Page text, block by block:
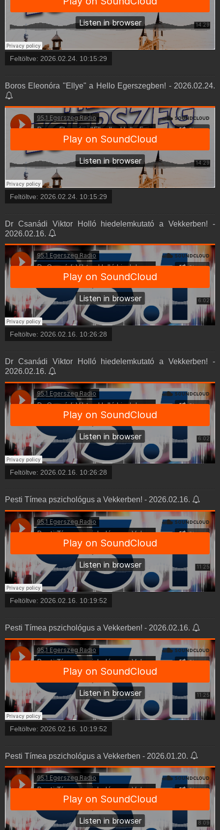
Feltöltve: 2026.02.24. 10:15:29
Boros Eleonóra "Ellye" a Hello Egerszegben! - 2026.02.24.
Feltöltve: 2026.02.24. 10:15:29
Dr Csanádi Viktor Holló hiedelemkutató a Vekkerben! -
2026.02.16.
Feltöltve: 2026.02.16. 10:26:28
Dr Csanádi Viktor Holló hiedelemkutató a Vekkerben! -
2026.02.16.
Feltöltve: 2026.02.16. 10:26:28
Pesti Tímea pszichológus a Vekkerben! - 2026.02.16.
Feltöltve: 2026.02.16. 10:19:52
Pesti Tímea pszichológus a Vekkerben! - 2026.02.16.
Feltöltve: 2026.02.16. 10:19:52
Pesti Tímea pszichológus a Vekkerben - 2026.01.20.